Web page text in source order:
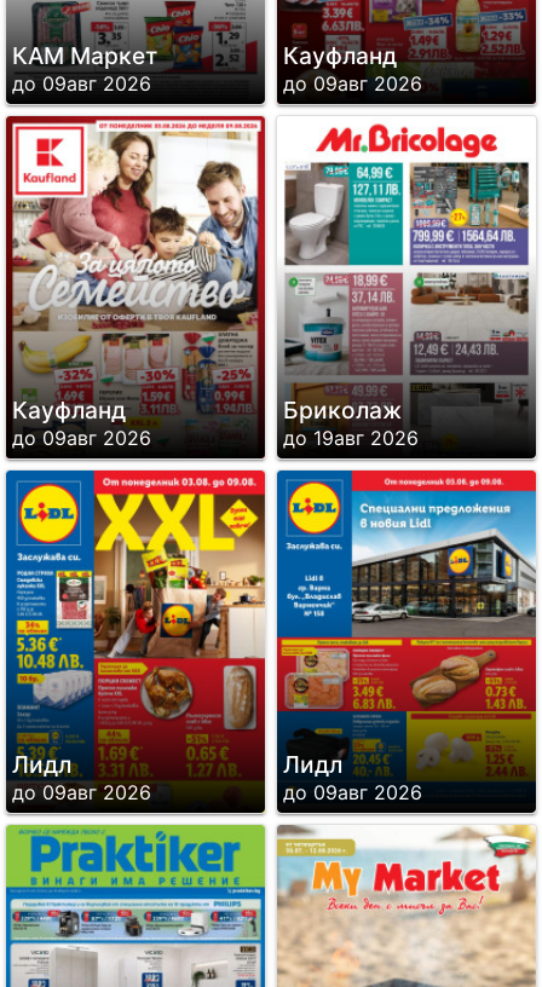
КАМ Маркет
до 09авг 2026
Кауфланд
до 09авг 2026
Кауфланд
до 09авг 2026
Бриколаж
до 19авг 2026
Лидл
до 09авг 2026
Лидл
до 09авг 2026